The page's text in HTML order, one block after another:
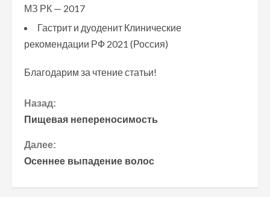
МЗ РК — 2017
Гастрит и дуоденит Клинические
рекомендации РФ 2021 (Россия)
Благодарим за чтение статьи!
П
о
д
Назад:
Пищевая непереносимость
Далее:
Осеннее выпадение волос